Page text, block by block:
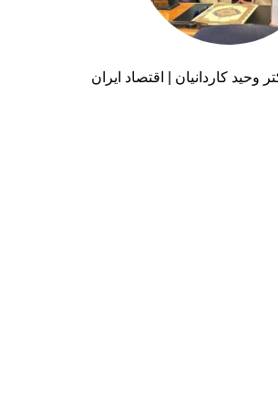
وحید کاردانیان | اقتصاد ایران